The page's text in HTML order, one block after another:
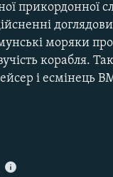
прикордонної
моряки
корабля.
і есмінець